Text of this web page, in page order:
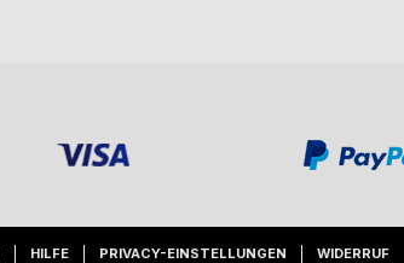
HILFE PRIVACY-EINSTELLUNGEN WIDERRUF